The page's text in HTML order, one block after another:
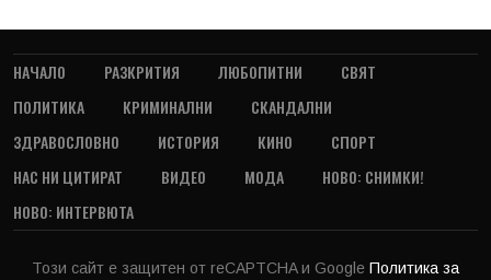
НАЧАЛО РАЗКРИТИЯ ЛЮБОПИТНИ
СВЯТ
ПОЛИТИКА
КРИМИНАЛНИ
СКАНДАЛНИ
ЗДРАВОСЛОВНО
ИСТОРИЯ КИНО
СПОРТ
НАС НИ ЦИТИРАТ
ВИДЕО МОДА
НОВО: СНИМКИ!
НОВО: ИНТЕРВЮТА
Този сайт е защитен от reCAPTCHA и Google Политика за